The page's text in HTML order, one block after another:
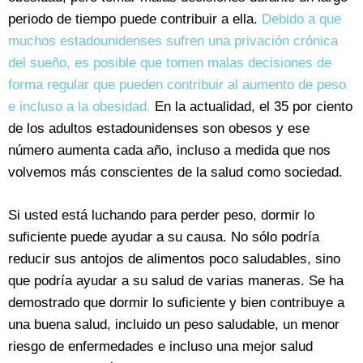
periodo de tiempo puede contribuir a ella. Debido a que
muchos estadounidenses sufren una privación crónica
del sueño, es posible que tomen malas decisiones de
forma regular que pueden contribuir al aumento de peso
e incluso a la obesidad. En la actualidad, el 35 por ciento
de los adultos estadounidenses son obesos y ese
número aumenta cada año, incluso a medida que nos
volvemos más conscientes de la salud como sociedad.
Si usted está luchando para perder peso, dormir lo
suficiente puede ayudar a su causa. No sólo podría
reducir sus antojos de alimentos poco saludables, sino
que podría ayudar a su salud de varias maneras. Se ha
demostrado que dormir lo suficiente y bien contribuye a
una buena salud, incluido un peso saludable, un menor
riesgo de enfermedades e incluso una mejor salud